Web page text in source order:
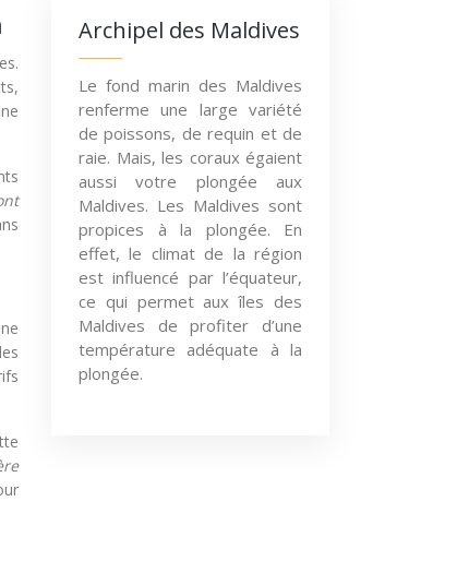
Archipel des Maldives
Le fond marin des Maldives
renferme une large variété
de poissons, de requin et de
raie. Mais, les coraux égaient
aussi votre plongée aux
Maldives. Les Maldives sont
propices à la plongée. En
effet, le climat de la région
est influencé par l’équateur,
ce qui permet aux îles des
Maldives de profiter d’une
température adéquate à la
plongée.